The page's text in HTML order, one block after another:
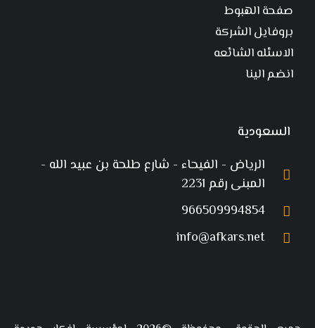
صفحة الهبوط
بروفايل الشركة
الاسئله الشائعه
انضم الينا
السعودية
الرياض - الفيحاء - شارع طلحة بن عبيد الله -
المبنى رقم 2231
966509994854
info@afkars.net